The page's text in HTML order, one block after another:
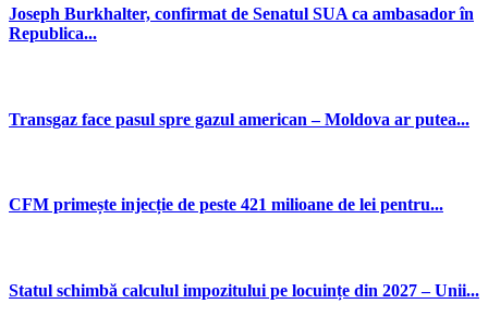
Joseph Burkhalter, confirmat de Senatul SUA ca ambasador în
Republica...
Transgaz face pasul spre gazul american – Moldova ar putea...
CFM primește injecție de peste 421 milioane de lei pentru...
Statul schimbă calculul impozitului pe locuințe din 2027 – Unii...